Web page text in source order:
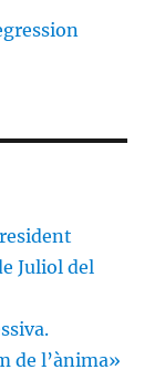
Juliol del
de l’ànima»